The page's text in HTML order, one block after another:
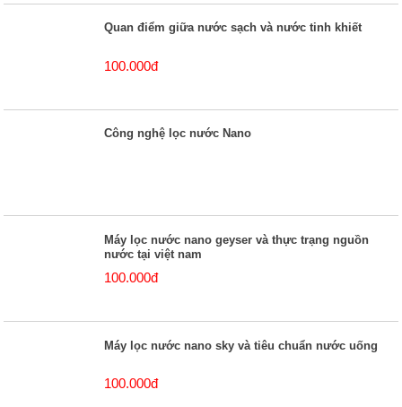
Quan điểm giữa nước sạch và nước tinh khiết
100.000đ
Công nghệ lọc nước Nano
Máy lọc nước nano geyser và thực trạng nguồn
nước tại việt nam
100.000đ
Máy lọc nước nano sky và tiêu chuẩn nước uống
100.000đ